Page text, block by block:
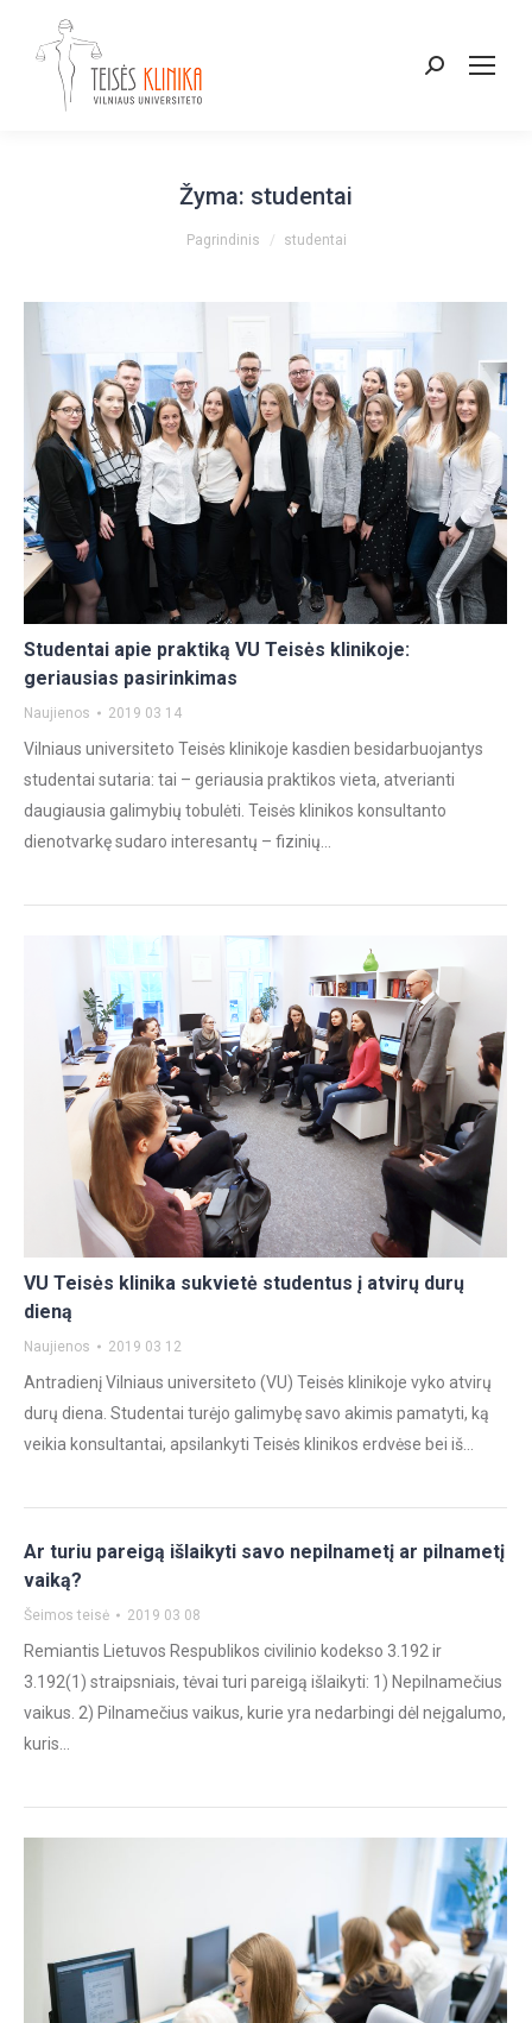
Paieška:
Žyma: studentai
You are here:
Pagrindinis studentai
Studentai apie praktiką VU Teisės klinikoje:
geriausias pasirinkimas
Naujienos 2019 03 14
Vilniaus universiteto Teisės klinikoje kasdien besidarbuojantys
studentai sutaria: tai – geriausia praktikos vieta, atverianti
daugiausia galimybių tobulėti. Teisės klinikos konsultanto
dienotvarkę sudaro interesantų – fizinių…
VU Teisės klinika sukvietė studentus į atvirų durų
dieną
Naujienos 2019 03 12
Antradienį Vilniaus universiteto (VU) Teisės klinikoje vyko atvirų
durų diena. Studentai turėjo galimybę savo akimis pamatyti, ką
veikia konsultantai, apsilankyti Teisės klinikos erdvėse bei iš…
Ar turiu pareigą išlaikyti savo nepilnametį ar pilnametį
vaiką?
Šeimos teisė 2019 03 08
Remiantis Lietuvos Respublikos civilinio kodekso 3.192 ir
3.192(1) straipsniais, tėvai turi pareigą išlaikyti: 1) Nepilnamečius
vaikus. 2) Pilnamečius vaikus, kurie yra nedarbingi dėl neįgalumo,
kuris…